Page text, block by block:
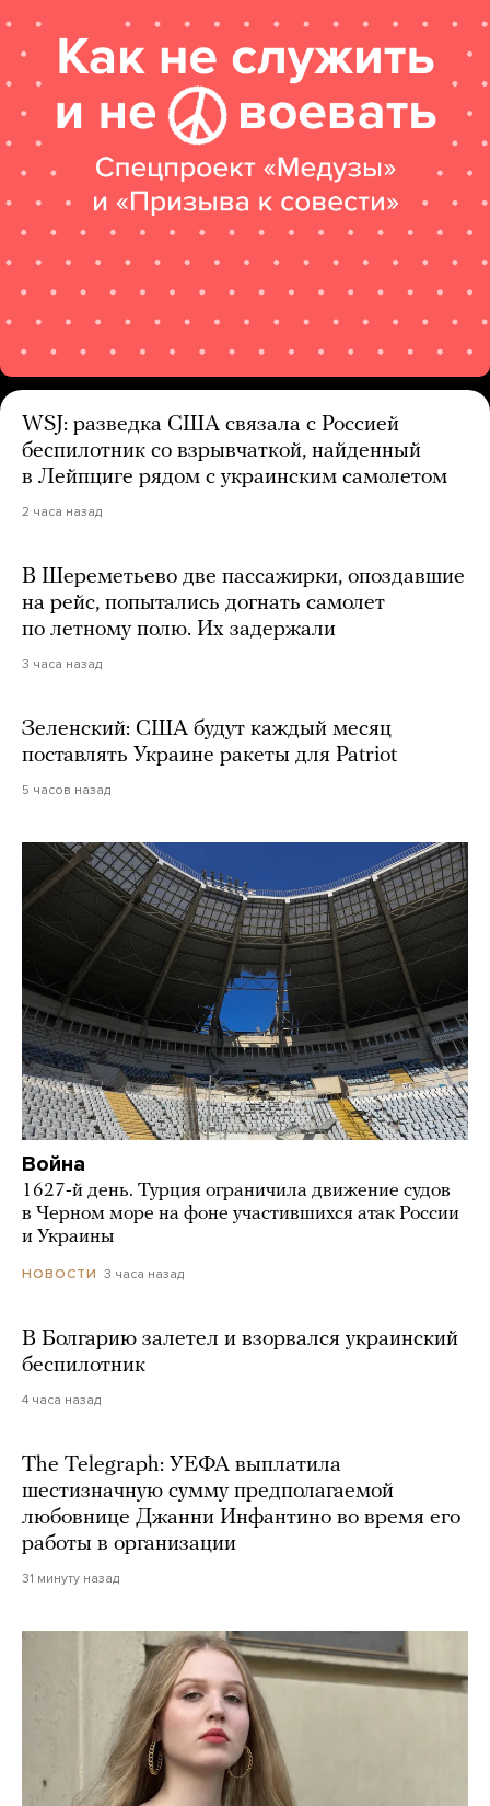
WSJ: разведка США связала с Россией
беспилотник со взрывчаткой, найденный
в Лейпциге рядом с украинским самолетом
2 часа назад
В Шереметьево две пассажирки, опоздавшие
на рейс, попытались догнать самолет
по летному полю. Их задержали
3 часа назад
Зеленский: США будут каждый месяц
поставлять Украине ракеты для Patriot
5 часов назад
Война
1627-й день. Турция ограничила движение судов
в Черном море на фоне участившихся атак России
и Украины
НОВОСТИ 3 часа назад
В Болгарию залетел и взорвался украинский
беспилотник
4 часа назад
The Telegraph: УЕФА выплатила
шестизначную сумму предполагаемой
любовнице Джанни Инфантино во время его
работы в организации
31 минуту назад